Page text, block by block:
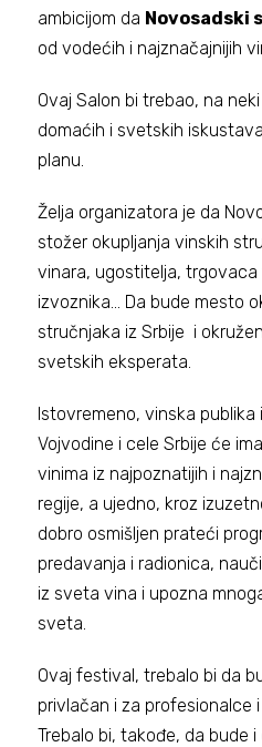
ambicijom da Novosadski
od vodećih i najznačajnijih
Ovaj Salon bi trebao, na
domaćih i svetskih
planu.
Želja organizatora je da
stožer okupljanja vinskih
vinara, ugostitelja, trgovaca
izvoznika… Da bude mesto
stručnjaka iz Srbije i
svetskih eksperata.
Istovremeno, vinska publika
Vojvodine i cele Srbije će
vinima iz najpoznatijih i
regije, a ujedno, kroz
dobro osmišljen prateći
predavanja i radionica,
iz sveta vina i upozna
sveta.
Ovaj festival, trebalo bi da
privlačan i za profesionalce
Trebalo bi, takođe, da bude